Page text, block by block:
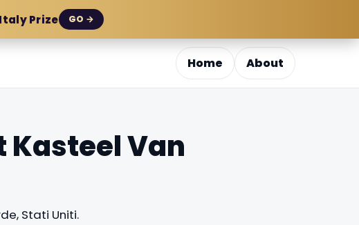
Prize GO →
Home About
Kasteel Van
Stati Uniti.